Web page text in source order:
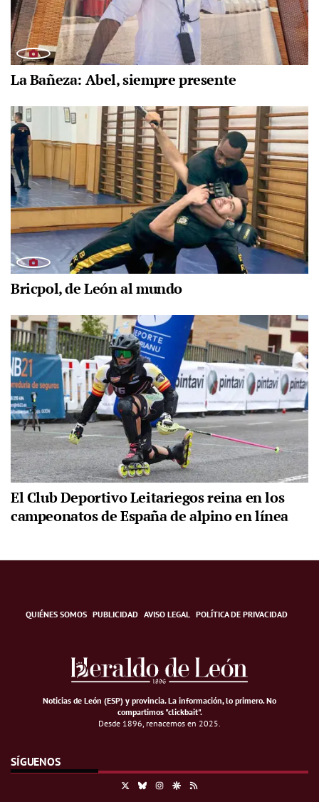
La Bañeza: Abel, siempre presente
Bricpol, de León al mundo
El Club Deportivo Leitariegos reina en los
campeonatos de España de alpino en línea
QUIÉNES SOMOS PUBLICIDAD AVISO LEGAL POLÍTICA DE PRIVACIDAD
Noticias de León (ESP) y provincia. La información, lo primero.No
compartimos "clickbait".
Desde 1896, renacemos en 2025.
SÍGUENOS
BlueskyInstagramGoogle Discover